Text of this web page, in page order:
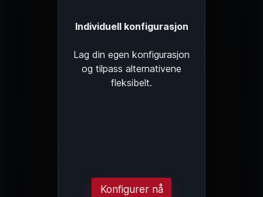
Individuell konfigurasjon
Lag din egen konfigurasjon
og tilpass alternativene
fleksibelt.
Konfigurer nå